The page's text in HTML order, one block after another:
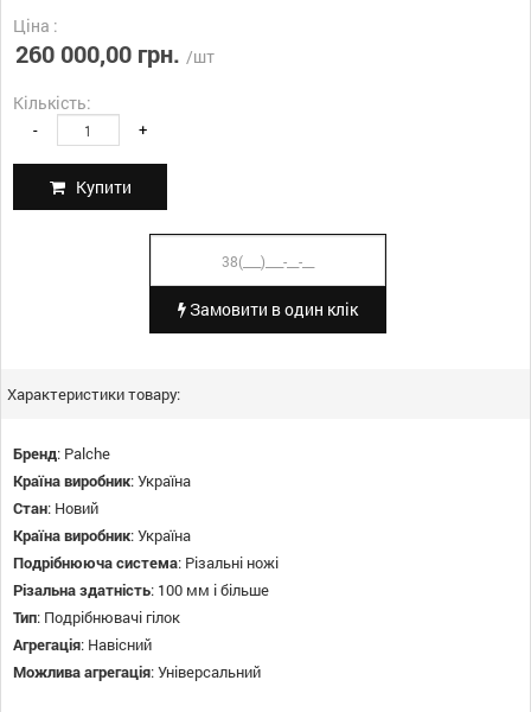
Ціна :
260 000,00 грн. /шт
Кількість:
- +
Купити
Замовити в один клік
Характеристики товару:
Бренд: Palche
Країна виробник:Україна
Стан: Новий
Країна виробник:Україна
Подрібнююча система: Різальні ножі
Різальна здатність: 100 мм і більше
Тип: Подрібнювачі гілок
Агрегація: Навісний
Можлива агрегація:Універсальний